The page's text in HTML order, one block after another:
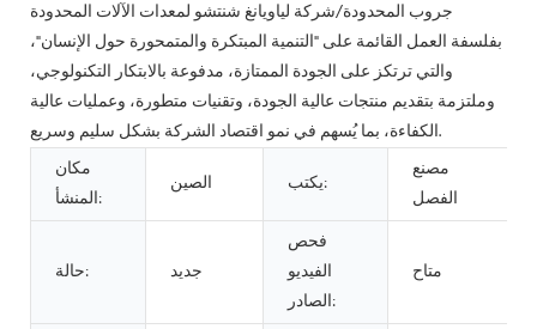
جروب المحدودة/شركة لياويانغ شنتشو لمعدات الآلات المحدودة
بفلسفة العمل القائمة على "التنمية المبتكرة والمتمحورة حول الإنسان"،
والتي ترتكز على الجودة الممتازة، مدفوعة بالابتكار التكنولوجي،
وملتزمة بتقديم منتجات عالية الجودة، وتقنيات متطورة، وعمليات عالية
الكفاءة، بما يُسهم في نمو اقتصاد الشركة بشكل سليم وسريع.
مكان
المنشأ:
الصين يكتب:
مصنع
الفصل
حالة: جديد
فحص
الفيديو
الصادر:
متاح